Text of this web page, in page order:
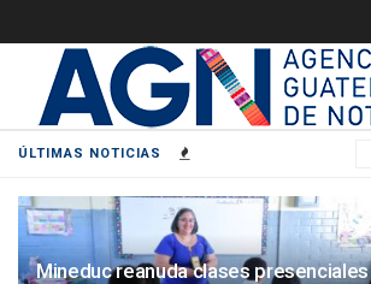
ÚLTIMAS NOTICIAS
Mineduc reanuda clases presenciales